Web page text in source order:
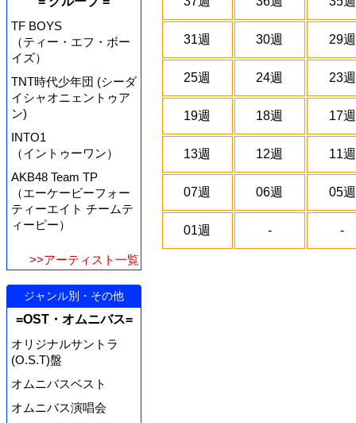
TF BOYS
（ティー・エフ・ボー
イズ）
TNT時代少年団 (シーダ
イシャオニェントゥア
ン)
INTO1
（イントゥーワン）
AKB48 Team TP
（エーケービーフォー
ティーエイト チームテ
ィーピー）
>>アーティスト一覧
ジャンル別・その他
=OST・オムニバス=
オリジナルサントラ
(O.S.T)盤
オムニバスベスト
オムニバス演唱会
31週 30週 29週
25週 24週 23週
19週 18週 17週
13週 12週 11週
07週 06週 05週
01週 - -